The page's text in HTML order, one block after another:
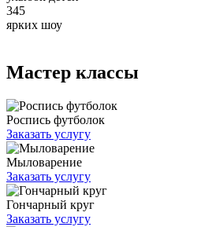
345
ярких шоу
Мастер классы
Роспись футболок
Заказать услугу
Мыловарение
Заказать услугу
Гончарный круг
Заказать услугу